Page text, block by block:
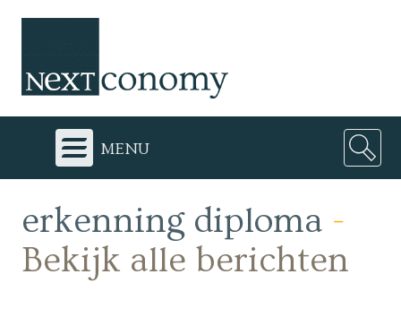
menu
erkenning diploma -
Bekijk alle berichten